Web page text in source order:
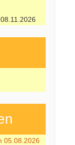
05.08.2026